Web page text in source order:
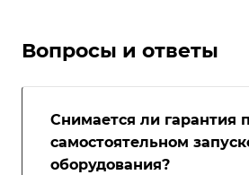
Вопросы и ответы
Снимается ли гарантия
самостоятельном
оборудования?